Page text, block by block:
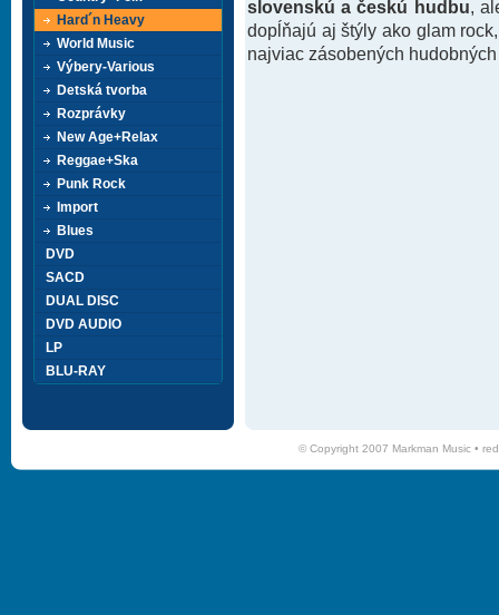
slovenskú a českú hudbu ,
dopĺňajú aj štýly ako glam
najviac zásobených
Hard´n Heavy
World Music
Výbery-Various
Detská tvorba
Rozprávky
New Age+Relax
Reggae+Ska
Punk Rock
Import
Blues
DVD
SACD
DUAL DISC
DVD AUDIO
LP
BLU-RAY
© Copyright 2007 Markman Music •